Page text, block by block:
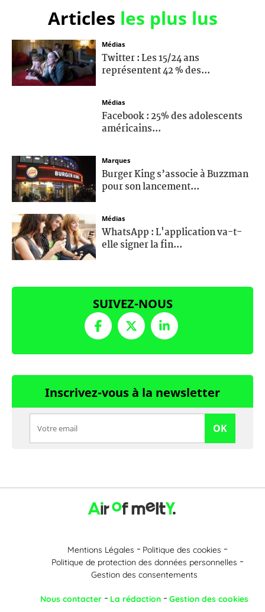
Articles les plus lus
Médias
Twitter : Les 15/24 ans
représentent 42 % des...
Médias
Facebook : 25% des adolescents
américains...
Marques
Burger King s’associe à Buzzman
pour son lancement...
Médias
WhatsApp : L'application va-t-
elle signer la fin...
SUIVEZ-NOUS
Inscrivez-vous à la newsletter
OK
Mentions Légales
Politique des cookies
Politique de protection des données personnelles
Gestion des consentements
Nous contacter La rédaction Gestion des cookies